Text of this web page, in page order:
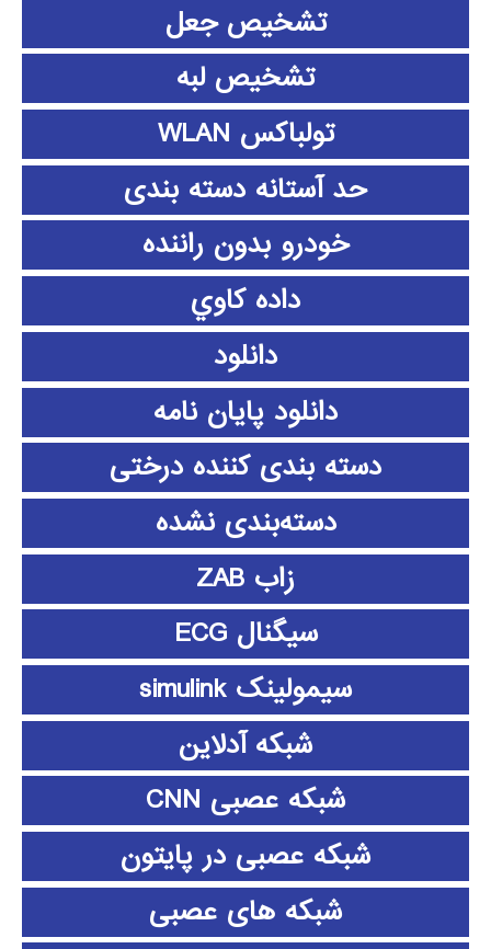
تشخیص جعل
تشخیص لبه
تولباکس WLAN
حد آستانه دسته بندی
خودرو بدون راننده
داده كاوي
دانلود
دانلود پايان نامه
دسته بندی کننده درختی
دسته‌بندی نشده
زاب ZAB
سیگنال ECG
سیمولینک simulink
شبکه آدلاین
شبکه عصبی CNN
شبکه عصبی در پایتون
شبکه های عصبی